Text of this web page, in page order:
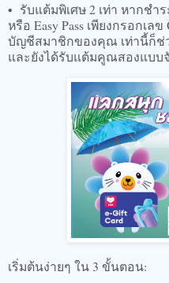
• รับแต้มพิเศษ 2 เท่า หากชำ
หรือ Easy Pass เพียงกรอกเล
บัญชีสมาชิกของคุณ เท่านี้ก็ช่
และยังได้รับแต้มคูณสองแบบ
เริ่มต้นง่ายๆ ใน 3 ขั้นตอน: